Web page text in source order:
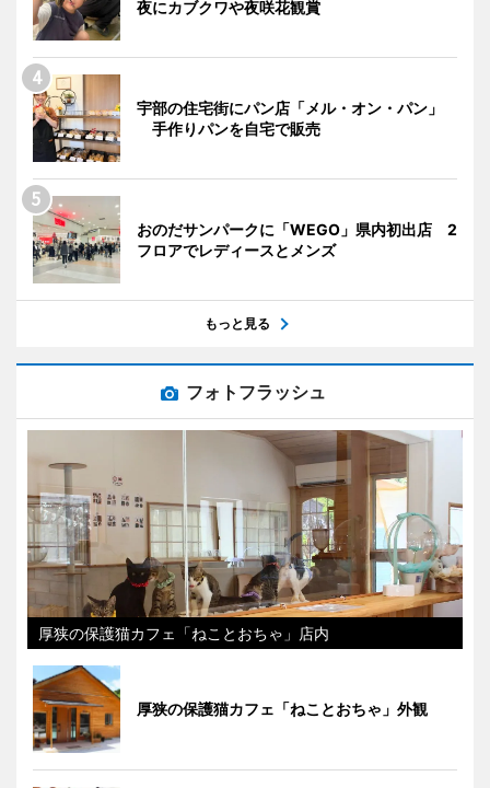
夜にカブクワや夜咲花観賞
宇部の住宅街にパン店「メル・オン・パン」
手作りパンを自宅で販売
おのだサンパークに「WEGO」県内初出店 2
フロアでレディースとメンズ
もっと見る
フォトフラッシュ
厚狭の保護猫カフェ「ねことおちゃ」店内
厚狭の保護猫カフェ「ねことおちゃ」外観